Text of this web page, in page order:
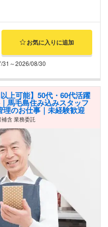
お気に入りに追加
31～2026/08/30
上可能】50代・60代活躍
馬毛島住み込みスタッフ
のお仕事｜未経験歓迎
含 業務委託